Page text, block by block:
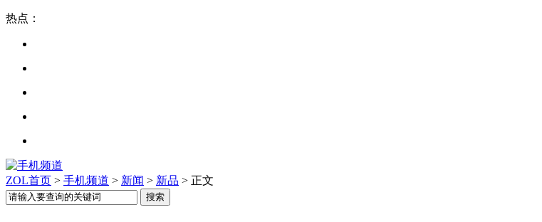
热点：
ZOL首页 > 手机频道 > 新闻 > 新品 > 正文